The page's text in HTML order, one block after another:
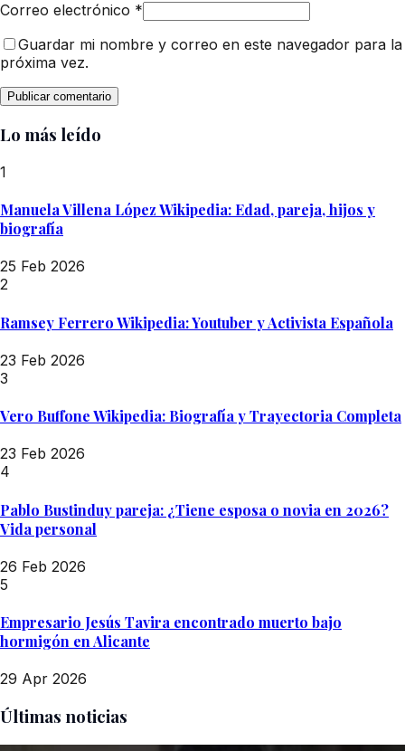
Correo electrónico *
Guardar mi nombre y correo en este navegador para la
próxima vez.
Lo más leído
1
Manuela Villena López Wikipedia: Edad, pareja, hijos y
biografía
25 Feb 2026
2
Ramsey Ferrero Wikipedia: Youtuber y Activista Española
23 Feb 2026
3
Vero Buffone Wikipedia: Biografía y Trayectoria Completa
23 Feb 2026
4
Pablo Bustinduy pareja: ¿Tiene esposa o novia en 2026?
Vida personal
26 Feb 2026
5
Empresario Jesús Tavira encontrado muerto bajo
hormigón en Alicante
29 Apr 2026
Últimas noticias